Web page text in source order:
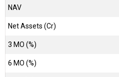
NAV
Net Assets (Cr)
3 MO (%)
6 MO (%)